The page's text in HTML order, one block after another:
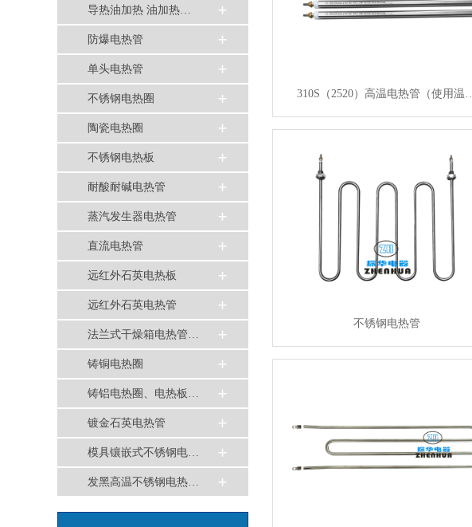
导热油加热 油加热…
防爆电热管
单头电热管
不锈钢电热圈
陶瓷电热圈
不锈钢电热板
耐酸耐碱电热管
蒸汽发生器电热管
直流电热管
远红外石英电热板
远红外石英电热管
法兰式干燥箱电热管…
铸铜电热圈
铸铝电热圈、电热板…
镀金石英电热管
模具镶嵌式不锈钢电…
发黑高温不锈钢电热…
310S（2520）高温电热管（使用温…
不锈钢电热管